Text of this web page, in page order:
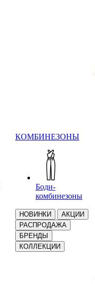
КОМБИНЕЗОНЫ
Боди-
комбинезоны
НОВИНКИ
АКЦИИ
РАСПРОДАЖА
БРЕНДЫ
КОЛЛЕКЦИИ